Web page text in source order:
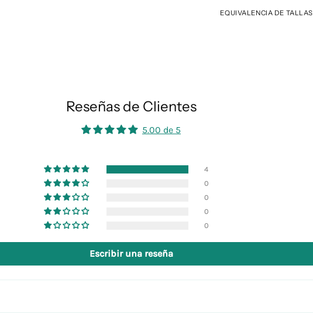
EQUIVALENCIA DE TALLAS
Reseñas de Clientes
5.00 de 5
4
0
0
0
0
Escribir una reseña